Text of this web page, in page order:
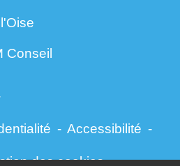
Conseil
- Accessibilité -
des cookies